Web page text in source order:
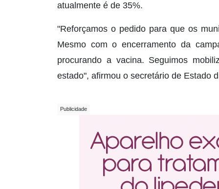
atualmente é de 35%.
"Reforçamos o pedido para que os
Mesmo com o encerramento da
procurando a vacina. Seguimos
estado", afirmou o secretário de Estado